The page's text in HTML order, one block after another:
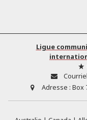
Ligue
Adresse : Box